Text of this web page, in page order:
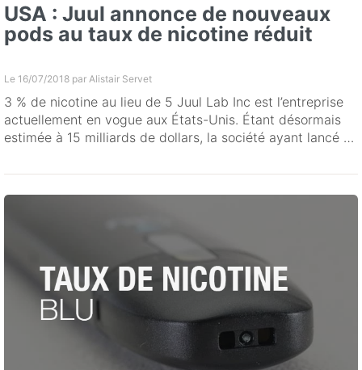
USA : Juul annonce de nouveaux
pods au taux de nicotine réduit
Le 16/07/2018 par Alistair Servet
3 % de nicotine au lieu de 5 Juul Lab Inc est l’entreprise
actuellement en vogue aux États-Unis. Étant désormais
estimée à 15 milliards de dollars, la société ayant lancé …